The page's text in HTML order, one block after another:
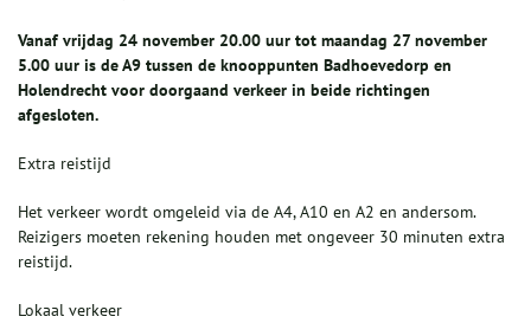
Vanaf vrijdag 24 november 20.00 uur tot maandag 27 november
5.00 uur is de A9 tussen de knooppunten Badhoevedorp en
Holendrecht voor doorgaand verkeer in beide richtingen
afgesloten.
Extra reistijd
Het verkeer wordt omgeleid via de A4, A10 en A2 en andersom.
Reizigers moeten rekening houden met ongeveer 30 minuten extra
reistijd.
Lokaal verkeer